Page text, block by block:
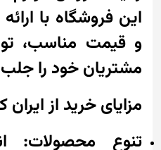
این فروشگاه با
و قیمت مناسب،
مشتریان خود را
مزایای خرید از
تنوع محصولات: